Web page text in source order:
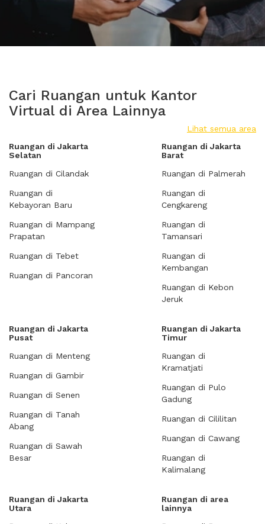
Cari Ruangan untuk Kantor
Virtual di Area Lainnya
Lihat semua area
Ruangan di Jakarta
Selatan
Ruangan di Cilandak
Ruangan di
Kebayoran Baru
Ruangan di Mampang
Prapatan
Ruangan di Tebet
Ruangan di Pancoran
Ruangan di Jakarta
Barat
Ruangan di Palmerah
Ruangan di
Cengkareng
Ruangan di
Tamansari
Ruangan di
Kembangan
Ruangan di Kebon
Jeruk
Ruangan di Jakarta
Pusat
Ruangan di Menteng
Ruangan di Gambir
Ruangan di Senen
Ruangan di Tanah
Abang
Ruangan di Sawah
Besar
Ruangan di Jakarta
Timur
Ruangan di
Kramatjati
Ruangan di Pulo
Gadung
Ruangan di Cililitan
Ruangan di Cawang
Ruangan di
Kalimalang
Ruangan di Jakarta
Utara
Ruangan di area
lainnya